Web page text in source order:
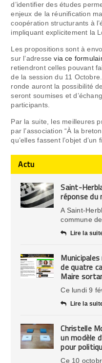
d’identifier des études
enjeux de la réunification
coopération structurants à
impliquant explicitement la
Les propositions sont à
sur l’adressevia ce
retiendront celles pouvant
de la session du 11
ronde auront la possibilité
seront soumises et
participants.
Par la suite, les meilleures
par l’association “À la
qu’elles fassent l’objet d’un
Actu
Saint-
réponse
A Saint-
commune de
Lire la
de quatre
Maire
Ce lundi 9
Lire la
Christelle
un modèle
pour
Ce 10